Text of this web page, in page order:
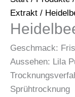
Extrakt /
Geschmack:
Aussehen: Lila
Sprühtrocknung